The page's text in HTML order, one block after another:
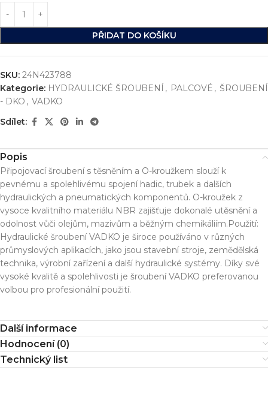
PŘIDAT DO KOŠÍKU
SKU: 24N423788
Kategorie: HYDRAULICKÉ ŠROUBENÍ , PALCOVÉ , ŠROUBENÍ
- DKO , VADKO
Sdílet:
Popis
Připojovací šroubení s těsněním a O-kroužkem slouží k
pevnému a spolehlivému spojení hadic, trubek a dalších
hydraulických a pneumatických komponentů. O-kroužek z
vysoce kvalitního materiálu NBR zajišťuje dokonalé utěsnění a
odolnost vůči olejům, mazivům a běžným chemikáliím.Použití:
Hydraulické šroubení VADKO je široce používáno v různých
průmyslových aplikacích, jako jsou stavební stroje, zemědělská
technika, výrobní zařízení a další hydraulické systémy. Díky své
vysoké kvalitě a spolehlivosti je šroubení VADKO preferovanou
volbou pro profesionální použití.
Další informace
Hodnocení (0)
Technický list